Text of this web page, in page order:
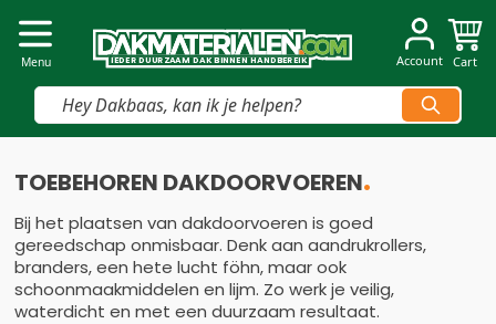
IEDERDUURZ AAMDAKB INNENHANDBEREIK
IEDERDUURZ AAMDAKB INNENHANDBEREIK
Dakmaterialen.com
Vind snel jouw product
Account Cart
Menu
TOEBEHOREN DAKDOORVOEREN
Bij het plaatsen van dakdoorvoeren is goed
gereedschap onmisbaar. Denk aan aandrukrollers,
branders, een hete lucht föhn, maar ook
schoonmaakmiddelen en lijm. Zo werk je veilig,
waterdicht en met een duurzaam resultaat.